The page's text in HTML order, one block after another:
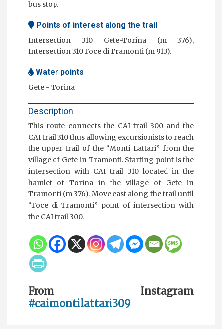
bus stop.
Points of interest along the trail
Intersection 310 Gete-Torina (m 376),
Intersection 310 Foce di Tramonti (m 913).
Water points
Gete - Torina
Description
This route connects the CAI trail 300 and the
CAI trail 310 thus allowing excursionists to reach
the upper trail of the “Monti Lattari” from the
village of Gete in Tramonti. Starting point is the
intersection with CAI trail 310 located in the
hamlet of Torina in the village of Gete in
Tramonti (m 376). Move east along the trail until
“Foce di Tramonti” point of intersection with
the CAI trail 300.
From Instagram
#caimontilattari309